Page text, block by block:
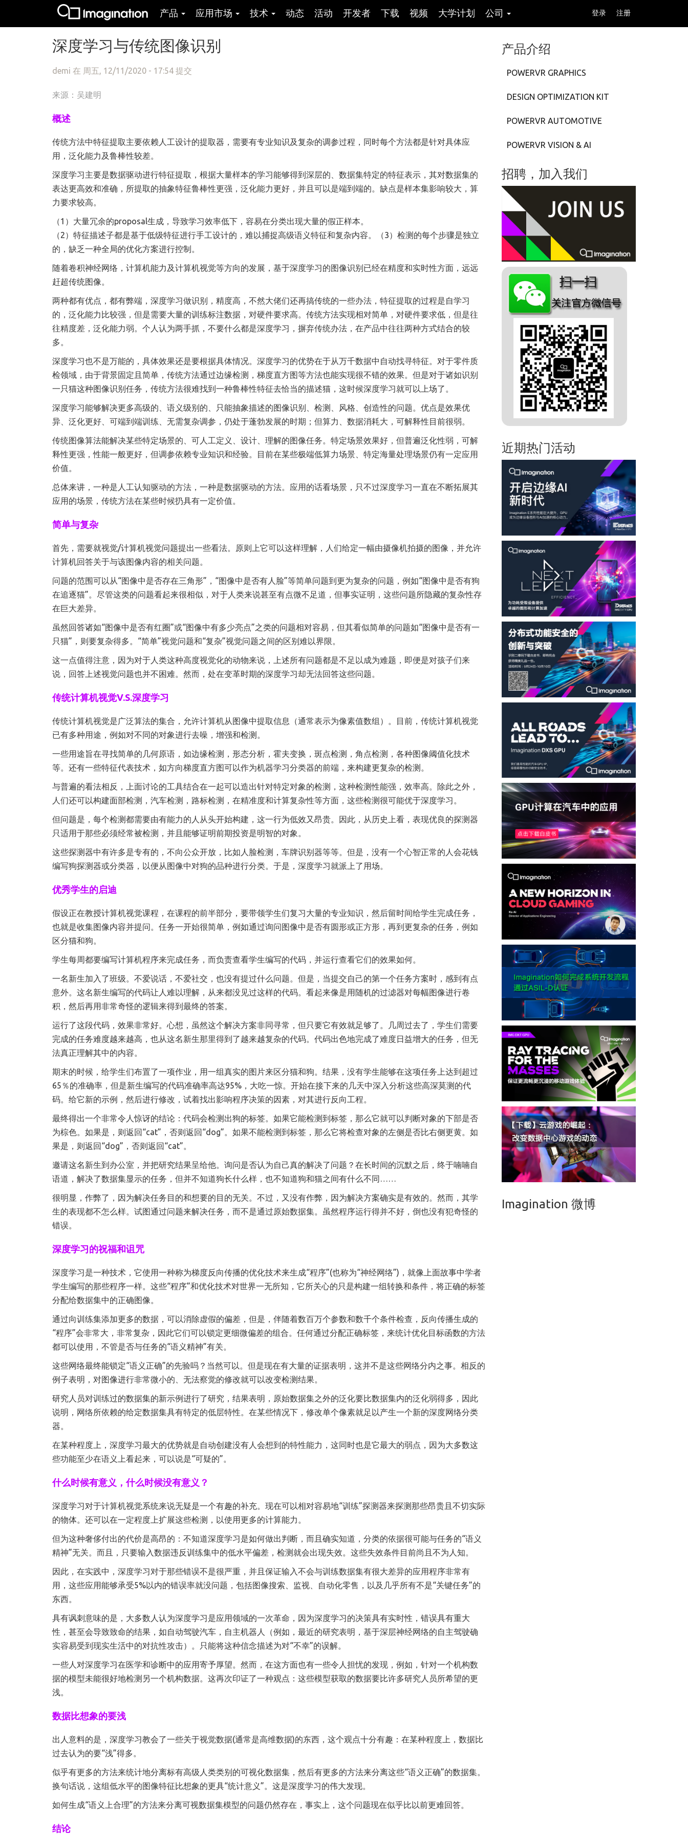
产品 应用市场 技术 动态 活动 开发者 下载 视频 大学计划 公司 登录 注册
深度学习与传统图像识别
demi 在 周五, 12/11/2020 - 17:54 提交
来源：吴建明
概述
传统方法中特征提取主要依赖人工设计的提取器，需要有专业知识及复杂的调参过程，同时每个方法都是针对具体应
用，泛化能力及鲁棒性较差。
深度学习主要是数据驱动进行特征提取，根据大量样本的学习能够得到深层的、数据集特定的特征表示，其对数据集的
表达更高效和准确，所提取的抽象特征鲁棒性更强，泛化能力更好，并且可以是端到端的。缺点是样本集影响较大，算
力要求较高。
（1）大量冗余的proposal生成，导致学习效率低下，容易在分类出现大量的假正样本。
（2）特征描述子都是基于低级特征进行手工设计的，难以捕捉高级语义特征和复杂内容。（3）检测的每个步骤是独立
的，缺乏一种全局的优化方案进行控制。
随着卷积神经网络，计算机能力及计算机视觉等方向的发展，基于深度学习的图像识别已经在精度和实时性方面，远远
赶超传统图像。
两种都有优点，都有弊端，深度学习做识别，精度高，不然大佬们还再搞传统的一些办法，特征提取的过程是自学习
的，泛化能力比较强，但是需要大量的训练标注数据，对硬件要求高。传统方法实现相对简单，对硬件要求低，但是往
往精度差，泛化能力弱。个人认为两手抓，不要什么都是深度学习，摒弃传统办法，在产品中往往两种方式结合的较
多。
深度学习也不是万能的，具体效果还是要根据具体情况。深度学习的优势在于从万千数据中自动找寻特征。对于零件质
检领域，由于背景固定且简单，传统方法通过边缘检测，梯度直方图等方法也能实现很不错的效果。但是对于诸如识别
一只猫这种图像识别任务，传统方法很难找到一种鲁棒性特征去恰当的描述猫，这时候深度学习就可以上场了。
深度学习能够解决更多高级的、语义级别的、只能抽象描述的图像识别、检测、风格、创造性的问题。优点是效果优
异、泛化更好、可端到端训练、无需复杂调参，仍处于蓬勃发展的时期；但算力、数据消耗大，可解释性目前很弱。
传统图像算法能解决某些特定场景的、可人工定义、设计、理解的图像任务。特定场景效果好，但普遍泛化性弱，可解
释性更强，性能一般更好，但调参依赖专业知识和经验。目前在某些极端低算力场景、特定海量处理场景仍有一定应用
价值。
总体来讲，一种是人工认知驱动的方法，一种是数据驱动的方法。应用的话看场景，只不过深度学习一直在不断拓展其
应用的场景，传统方法在某些时候扔具有一定价值。
简单与复杂
首先，需要就视觉/计算机视觉问题提出一些看法。原则上它可以这样理解，人们给定一幅由摄像机拍摄的图像，并允许
计算机回答关于与该图像内容的相关问题。
问题的范围可以从“图像中是否存在三角形”，“图像中是否有人脸”等简单问题到更为复杂的问题，例如“图像中是否有狗
在追逐猫”。尽管这类的问题看起来很相似，对于人类来说甚至有点微不足道，但事实证明，这些问题所隐藏的复杂性存
在巨大差异。
虽然回答诸如“图像中是否有红圈”或“图像中有多少亮点”之类的问题相对容易，但其看似简单的问题如“图像中是否有一
只猫”，则要复杂得多。“简单”视觉问题和“复杂”视觉问题之间的区别难以界限。
这一点值得注意，因为对于人类这种高度视觉化的动物来说，上述所有问题都是不足以成为难题，即便是对孩子们来
说，回答上述视觉问题也并不困难。然而，处在变革时期的深度学习却无法回答这些问题。
传统计算机视觉V.S.深度学习
传统计算机视觉是广泛算法的集合，允许计算机从图像中提取信息（通常表示为像素值数组）。目前，传统计算机视觉
已有多种用途，例如对不同的对象进行去噪，增强和检测。
一些用途旨在寻找简单的几何原语，如边缘检测，形态分析，霍夫变换，斑点检测，角点检测，各种图像阈值化技术
等。还有一些特征代表技术，如方向梯度直方图可以作为机器学习分类器的前端，来构建更复杂的检测。
与普遍的看法相反，上面讨论的工具结合在一起可以造出针对特定对象的检测，这种检测性能强，效率高。除此之外，
人们还可以构建面部检测，汽车检测，路标检测，在精准度和计算复杂性等方面，这些检测很可能优于深度学习。
但问题是，每个检测都需要由有能力的人从头开始构建，这一行为低效又昂贵。因此，从历史上看，表现优良的探测器
只适用于那些必须经常被检测，并且能够证明前期投资是明智的对象。
这些探测器中有许多是专有的，不向公众开放，比如人脸检测，车牌识别器等等。但是，没有一个心智正常的人会花钱
编写狗探测器或分类器，以便从图像中对狗的品种进行分类。于是，深度学习就派上了用场。
优秀学生的启迪
假设正在教授计算机视觉课程，在课程的前半部分，要带领学生们复习大量的专业知识，然后留时间给学生完成任务，
也就是收集图像内容并提问。任务一开始很简单，例如通过询问图像中是否有圆形或正方形，再到更复杂的任务，例如
区分猫和狗。
学生每周都要编写计算机程序来完成任务，而负责查看学生编写的代码，并运行查看它们的效果如何。
一名新生加入了班级。不爱说话，不爱社交，也没有提过什么问题。但是，当提交自己的第一个任务方案时，感到有点
意外。这名新生编写的代码让人难以理解，从来都没见过这样的代码。看起来像是用随机的过滤器对每幅图像进行卷
积，然后再用非常奇怪的逻辑来得到最终的答案。
运行了这段代码，效果非常好。心想，虽然这个解决方案非同寻常，但只要它有效就足够了。几周过去了，学生们需要
完成的任务难度越来越高，也从这名新生那里得到了越来越复杂的代码。代码出色地完成了难度日益增大的任务，但无
法真正理解其中的内容。
期末的时候，给学生们布置了一项作业，用一组真实的图片来区分猫和狗。结果，没有学生能够在这项任务上达到超过
65％的准确率，但是新生编写的代码准确率高达95%，大吃一惊。开始在接下来的几天中深入分析这些高深莫测的代
码。给它新的示例，然后进行修改，试着找出影响程序决策的因素，对其进行反向工程。
最终得出一个非常令人惊讶的结论：代码会检测出狗的标签。如果它能检测到标签，那么它就可以判断对象的下部是否
为棕色。如果是，则返回“cat”，否则返回“dog”。如果不能检测到标签，那么它将检查对象的左侧是否比右侧更黄。如
果是，则返回“dog”，否则返回“cat”。
邀请这名新生到办公室，并把研究结果呈给他。询问是否认为自己真的解决了问题？在长时间的沉默之后，终于喃喃自
语道，解决了数据集显示的任务，但并不知道狗长什么样，也不知道狗和猫之间有什么不同……
很明显，作弊了，因为解决任务目的和想要的目的无关。不过，又没有作弊，因为解决方案确实是有效的。然而，其学
生的表现都不怎么样。试图通过问题来解决任务，而不是通过原始数据集。虽然程序运行得并不好，倒也没有犯奇怪的
错误。
深度学习的祝福和诅咒
深度学习是一种技术，它使用一种称为梯度反向传播的优化技术来生成“程序”(也称为“神经网络”)，就像上面故事中学者
学生编写的那些程序一样。这些“程序”和优化技术对世界一无所知，它所关心的只是构建一组转换和条件，将正确的标签
分配给数据集中的正确图像。
通过向训练集添加更多的数据，可以消除虚假的偏差，但是，伴随着数百万个参数和数千个条件检查，反向传播生成的
“程序”会非常大，非常复杂，因此它们可以锁定更细微偏差的组合。任何通过分配正确标签，来统计优化目标函数的方法
都可以使用，不管是否与任务的“语义精神”有关。
这些网络最终能锁定“语义正确”的先验吗？当然可以。但是现在有大量的证据表明，这并不是这些网络分内之事。相反的
例子表明，对图像进行非常微小的、无法察觉的修改就可以改变检测结果。
研究人员对训练过的数据集的新示例进行了研究，结果表明，原始数据集之外的泛化要比数据集内的泛化弱得多，因此
说明，网络所依赖的给定数据集具有特定的低层特性。在某些情况下，修改单个像素就足以产生一个新的深度网络分类
器。
在某种程度上，深度学习最大的优势就是自动创建没有人会想到的特性能力，这同时也是它最大的弱点，因为大多数这
些功能至少在语义上看起来，可以说是“可疑的”。
什么时候有意义，什么时候没有意义？
深度学习对于计算机视觉系统来说无疑是一个有趣的补充。现在可以相对容易地“训练”探测器来探测那些昂贵且不切实际
的物体。还可以在一定程度上扩展这些检测，以使用更多的计算能力。
但为这种奢侈付出的代价是高昂的：不知道深度学习是如何做出判断，而且确实知道，分类的依据很可能与任务的“语义
精神”无关。而且，只要输入数据违反训练集中的低水平偏差，检测就会出现失效。这些失效条件目前尚且不为人知。
因此，在实践中，深度学习对于那些错误不是很严重，并且保证输入不会与训练数据集有很大差异的应用程序非常有
用，这些应用能够承受5%以内的错误率就没问题，包括图像搜索、监视、自动化零售，以及几乎所有不是“关键任务”的
东西。
具有讽刺意味的是，大多数人认为深度学习是应用领域的一次革命，因为深度学习的决策具有实时性，错误具有重大
性，甚至会导致致命的结果，如自动驾驶汽车，自主机器人（例如，最近的研究表明，基于深层神经网络的自主驾驶确
实容易受到现实生活中的对抗性攻击）。只能将这种信念描述为对“不幸”的误解。
一些人对深度学习在医学和诊断中的应用寄予厚望。然而，在这方面也有一些令人担忧的发现，例如，针对一个机构数
据的模型未能很好地检测另一个机构数据。这再次印证了一种观点：这些模型获取的数据要比许多研究人员所希望的更
浅。
数据比想象的要浅
出人意料的是，深度学习教会了一些关于视觉数据(通常是高维数据)的东西，这个观点十分有趣：在某种程度上，数据比
过去认为的要“浅”得多。
似乎有更多的方法来统计地分离标有高级人类类别的可视化数据集，然后有更多的方法来分离这些“语义正确”的数据集。
换句话说，这组低水平的图像特征比想象的更具“统计意义”。这是深度学习的伟大发现。
如何生成“语义上合理”的方法来分离可视数据集模型的问题仍然存在，事实上，这个问题现在似乎比以前更难回答。
结论
产品介绍
POWERVR GRAPHICS
DESIGN OPTIMIZATION KIT
POWERVR AUTOMOTIVE
POWERVR VISION & AI
招聘，加入我们
近期热门活动
Imagination 微博